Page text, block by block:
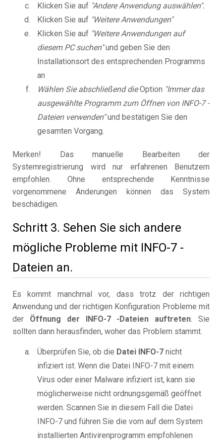
Klicken Sie auf "Andere Anwendung auswählen".
Klicken Sie auf "Weitere Anwendungen"
Klicken Sie auf "Weitere Anwendungen auf
diesem PC suchen"und geben Sie den
Installationsort des entsprechenden Programms
an
Wählen Sie abschließend dieOption "Immer das
ausgewählte Programm zum Öffnen von INFO-7 -
Dateien verwenden"und bestätigen Sie den
gesamten Vorgang.
Merken! Das manuelle Bearbeiten der
Systemregistrierung wird nur erfahrenen Benutzern
empfohlen. Ohne entsprechende Kenntnisse
vorgenommene Änderungen können das System
beschädigen.
Schritt 3. Sehen Sie sich andere
mögliche Probleme mit INFO-7 -
Dateien an.
Es kommt manchmal vor, dass trotz der richtigen
Anwendung und der richtigen Konfiguration Probleme mit
der Öffnung der INFO-7 -Dateien auftreten. Sie
sollten dann herausfinden, woher das Problem stammt.
Überprüfen Sie, ob die Datei INFO-7 nicht
infiziert ist. Wenn die Datei INFO-7 mit einem
Virus oder einer Malware infiziert ist, kann sie
möglicherweise nicht ordnungsgemäß geöffnet
werden. Scannen Sie in diesem Fall die Datei
INFO-7 und führen Sie die vom auf dem System
installierten Antivirenprogramm empfohlenen